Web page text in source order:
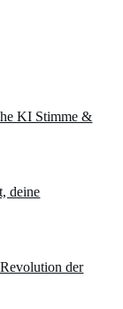
KI Stimme &
deine
der